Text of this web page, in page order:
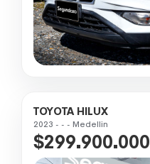
TOYOTA HILUX
2023 - - - Medellin
$299.900.000